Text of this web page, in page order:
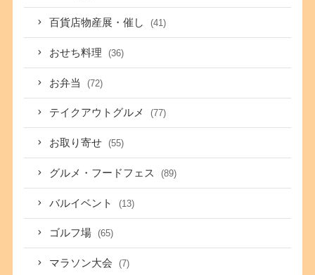
百貨店物産展・催し (41)
おせち料理 (36)
お弁当 (72)
テイクアウトグルメ (77)
お取り寄せ (55)
グルメ・フードフェス (89)
バルイベント (13)
ゴルフ場 (65)
マラソン大会 (7)